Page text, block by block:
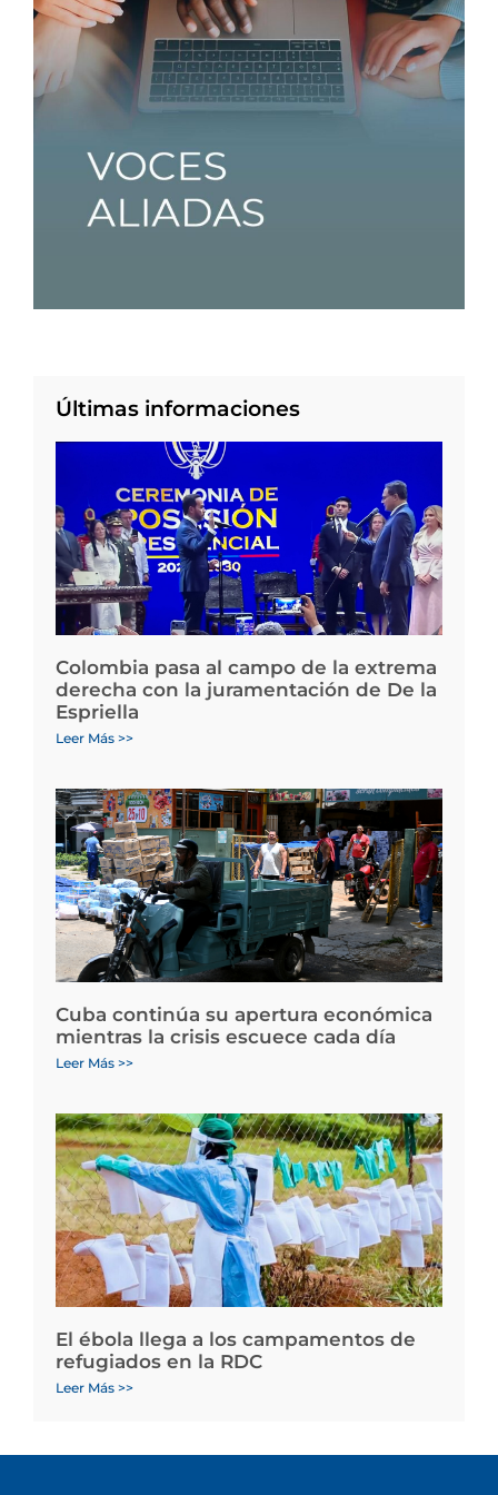
Últimas informaciones
Colombia pasa al campo de la extrema
derecha con la juramentación de De la
Espriella
Leer Más >>
Cuba continúa su apertura económica
mientras la crisis escuece cada día
Leer Más >>
El ébola llega a los campamentos de
refugiados en la RDC
Leer Más >>